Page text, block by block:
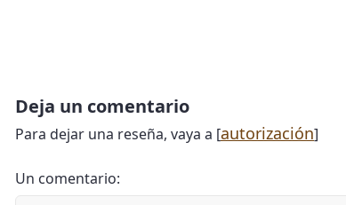
Deja un comentario
Para dejar una reseña, vaya a [autorización]
Un comentario: